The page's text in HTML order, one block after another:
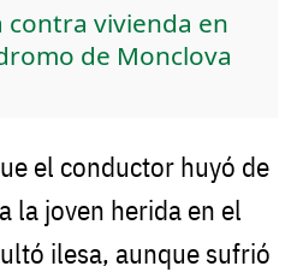
contra vivienda en
de Monclova
el conductor huyó de
la joven herida en el
ilesa, aunque sufrió